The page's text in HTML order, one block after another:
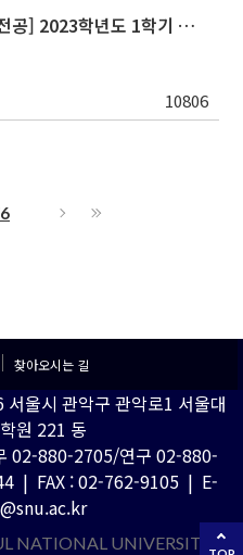
(6/7수정_일정변경) [보건학전공] 2023학년도 1학기 석사학위 논문심사 일정
10806
찾아오시는 길
울시 관악구 관악로1 서울대
원 221 동
02-880-2705/연구 02-880-
| FAX : 02-762-9105 | E-
NATIONAL UNIVERSITY